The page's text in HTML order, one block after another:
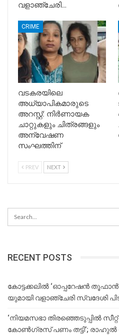
വളാഞ്ചേരി…
CRIME
വടകരയിലെ
അധ്യാപികമാരുടെ
അറസ്റ്റ്: നിർണായക
ചാറ്റുകളും ചിത്രങ്ങളും
അന്വേഷണ
സംഘത്തിന്
PREV NEXT
RECENT POSTS
കോട്ടക്കലിൽ ‘ഓപ്പറേഷൻ
യുമായി വളാഞ്ചേരി സ്വദേശി
‘നിയമസഭാ തിരഞ്ഞെടുപ്പിൽ
കോൺഗ്രസ് പണം തട്ടി’; രാഹുൽ